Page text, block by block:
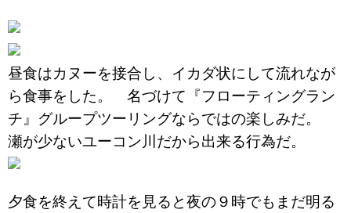
昼食はカヌーを接合し、イカダ状にして流れなが
ら食事をした。 名づけて『フローティングラン
チ』グループツーリングならではの楽しみだ。
瀬が少ないユーコン川だから出来る行為だ。
夕食を終えて時計を見ると夜の９時でもまだ明る